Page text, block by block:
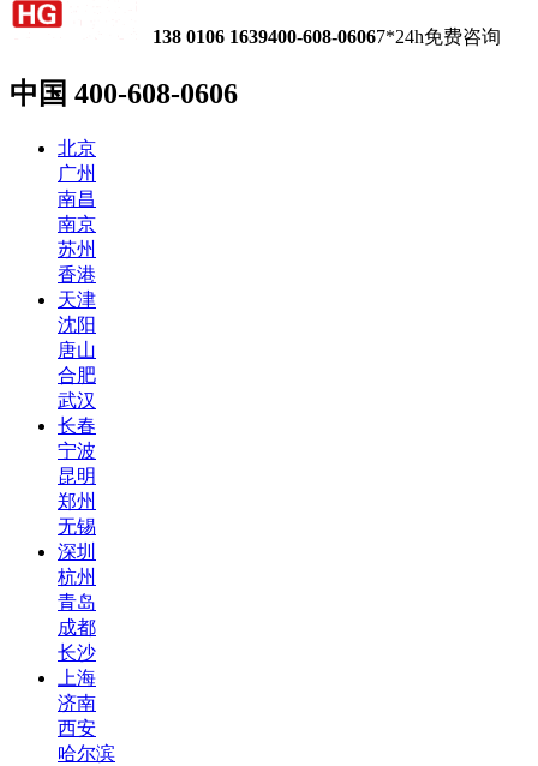
138 0106 1639400-608-06067*24h免费咨询
中国 400-608-0606
北京
广州
南昌
南京
苏州
香港
天津
沈阳
唐山
合肥
武汉
长春
宁波
昆明
郑州
无锡
深圳
杭州
青岛
成都
长沙
上海
济南
西安
哈尔滨